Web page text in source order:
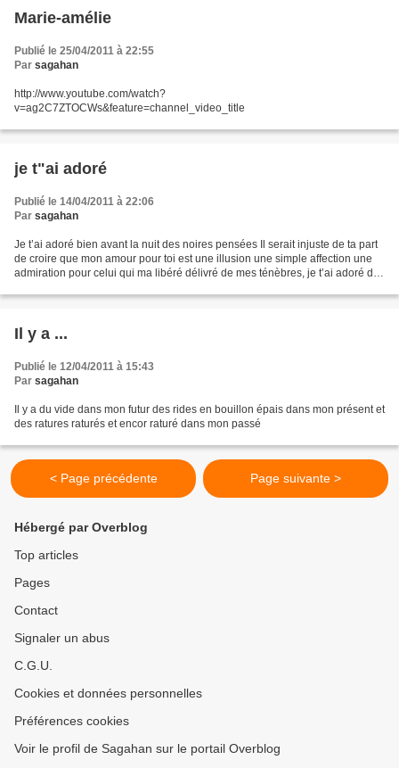
Marie-amélie
Publié le 25/04/2011 à 22:55
Par sagahan
http://www.youtube.com/watch?
v=ag2C7ZTOCWs&feature=channel_video_title
je t"ai adoré
Publié le 14/04/2011 à 22:06
Par sagahan
Je t’ai adoré bien avant la nuit des noires pensées Il serait injuste de ta part
de croire que mon amour pour toi est une illusion une simple affection une
admiration pour celui qui ma libéré délivré de mes ténèbres, je t’ai adoré dés
Il y a ...
Publié le 12/04/2011 à 15:43
Par sagahan
Il y a du vide dans mon futur des rides en bouillon épais dans mon présent et
des ratures raturés et encor raturé dans mon passé
< Page précédente Page suivante >
Hébergé par Overblog
Top articles
Pages
Contact
Signaler un abus
C.G.U.
Cookies et données personnelles
Préférences cookies
Voir le profil de Sagahan sur le portail Overblog